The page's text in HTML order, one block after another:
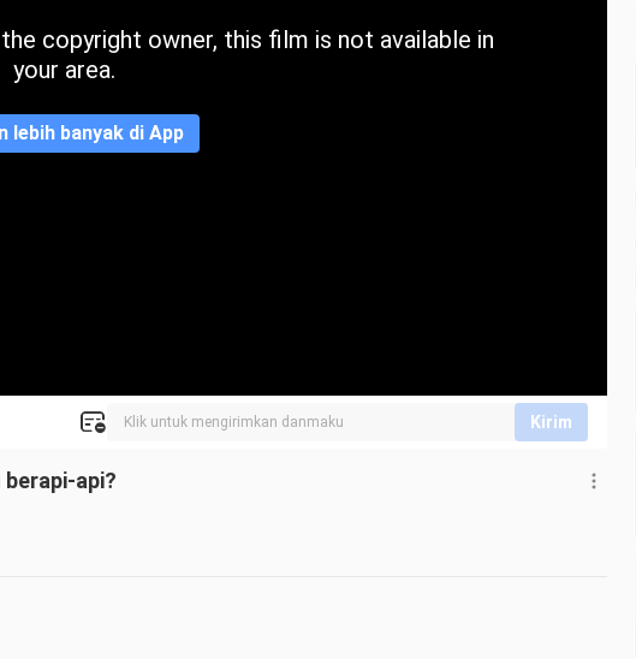
copyright owner, this film is not available in
your area.
lebih banyak di App
Kirim
berapi-api?